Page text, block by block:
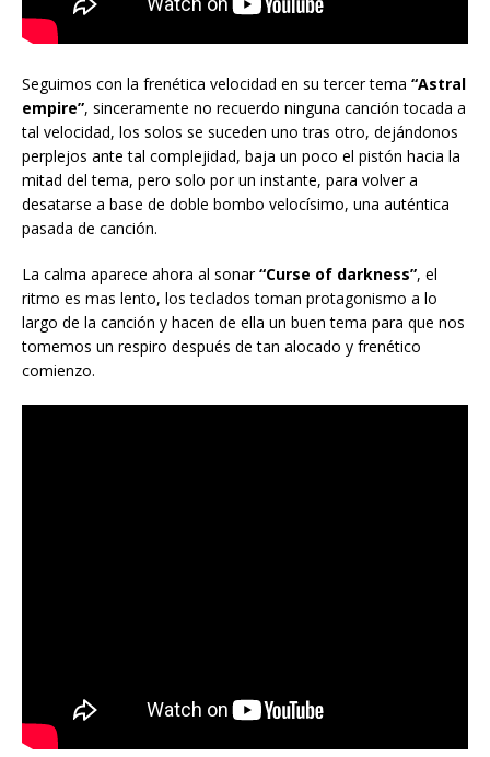
Seguimos con la frenética velocidad en su tercer tema “Astral
empire”, sinceramente no recuerdo ninguna canción tocada a
tal velocidad, los solos se suceden uno tras otro, dejándonos
perplejos ante tal complejidad, baja un poco el pistón hacia la
mitad del tema, pero solo por un instante, para volver a
desatarse a base de doble bombo velocísimo, una auténtica
pasada de canción.
La calma aparece ahora al sonar“Curse of darkness”, el
ritmo es mas lento, los teclados toman protagonismo a lo
largo de la canción y hacen de ella un buen tema para que nos
tomemos un respiro después de tan alocado y frenético
comienzo.